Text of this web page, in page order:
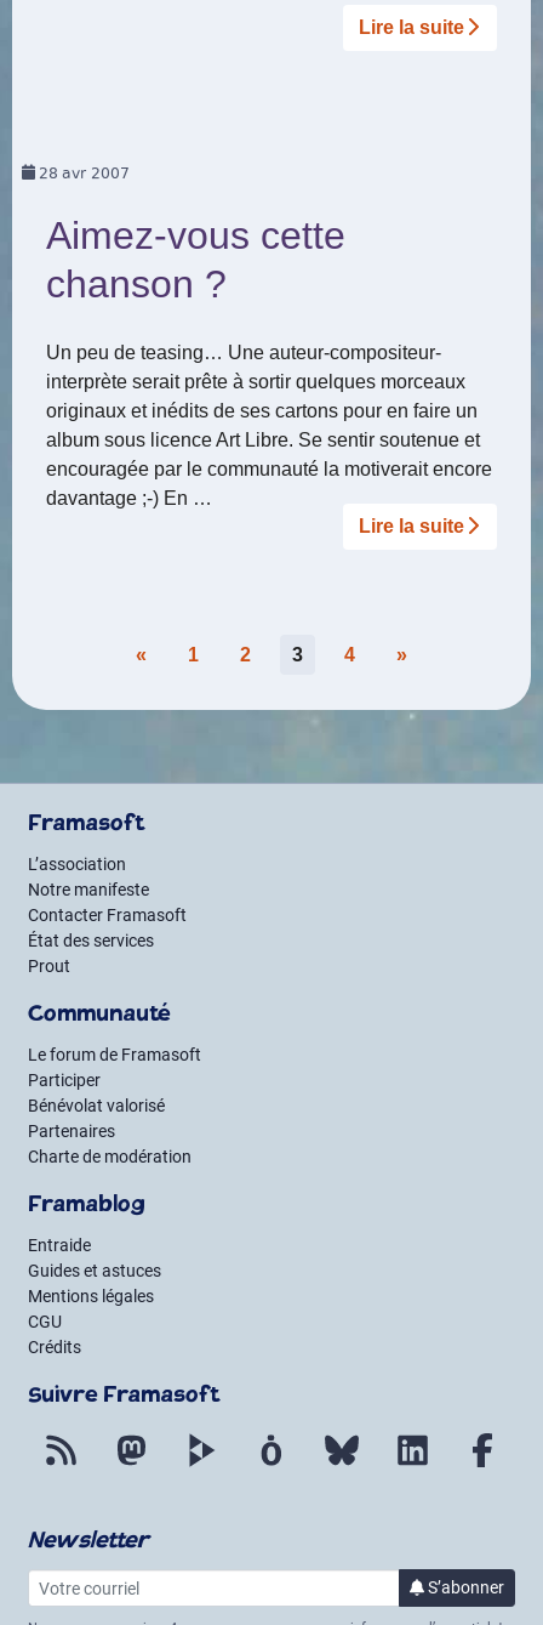
Lire la suite­­
28 avr 2007
Aimez-vous cette
chanson ?
Un peu de teasing… Une auteur-compositeur-
interprète serait prête à sortir quelques morceaux
originaux et inédits de ses cartons pour en faire un
album sous licence Art Libre. Se sentir soutenue et
encouragée par le communauté la motiverait encore
davantage ;-) En …
Lire la suite­­
Pagination
des
« 1 2 3 4 »
Framasoft
L’association
Notre manifeste
Contacter Framasoft
État des services
Prout
Communauté
Le forum de Framasoft
Participer
Bénévolat valorisé
Partenaires
Charte de modération
Framablog
Entraide
Guides et astuces
Mentions légales
CGU
Crédits
Suivre Framasoft
Flux RSS Mastodon PeerTube Mobilizon Bluesky LinkedIn
Newsletter
Votre courriel S’abonnerà la